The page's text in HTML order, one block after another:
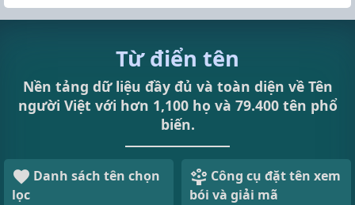
Từ điển tên
Nền tảng dữ liệu đầy đủ và toàn diện về Tên
người Việt với hơn 1,100 họ và 79.400 tên phổ
biến.
Danh sách tên chọn
lọc
Công cụ đặt tên xem
bói và giải mã